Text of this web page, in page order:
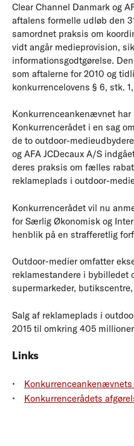
Clear Channel Danmark og
aftalens formelle udløb den
samordnet praksis om
vidt angår medieprovision,
informationsgodtgørelse.
som aftalerne for 2010 og
konkurrencelovens § 6, stk.
Konkurrenceankenævnet
Konkurrencerådet i en sag
de to outdoor-
og AFA JCDecaux A/S
deres praksis om fælles
reklameplads i outdoor-
Konkurrencerådet vil nu
for Særlig Økonomisk og
henblik på en strafferetlig
Outdoor-medier omfatter
reklamestandere i bybilledet
supermarkeder,
Salg af reklameplads i
2015 til omkring 405
Links
Konkurrencerådets